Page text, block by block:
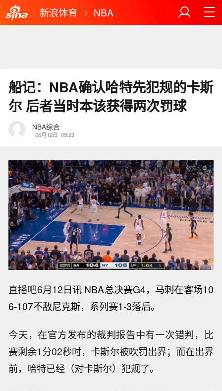
新浪体育 NBA
船记：NBA确认哈特先犯规的卡斯
尔 后者当时本该获得两次罚球
NBA综合
06月12日 09:23
直播吧6月12日讯 NBA总决赛G4，马刺在客场10
6-107不敌尼克斯，系列赛1-3落后。
今天，在官方发布的裁判报告中有一次错判，比
赛剩余1分02秒时，卡斯尔被吹罚出界；而在出界
前，哈特已经（对卡斯尔）犯规了。